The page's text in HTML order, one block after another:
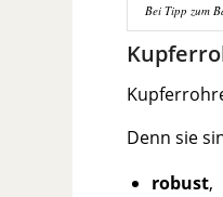
Bei Tipp zum
Denn sie
robust,